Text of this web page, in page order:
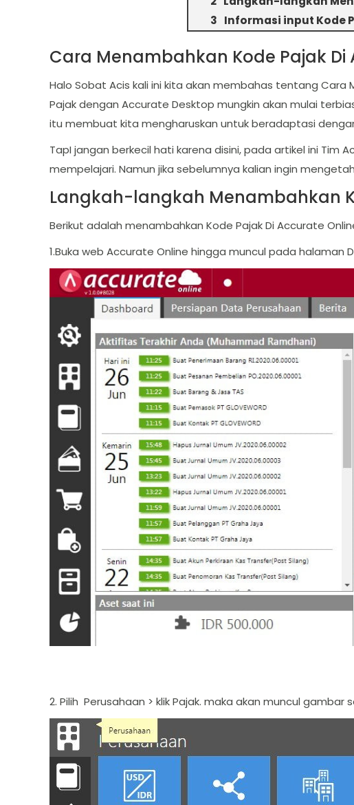
Informasi input Kode
Cara Menambahkan Kode Pajak Di
Halo Sobat Acis kali ini kita akan membahas tentang Cara
Pajak dengan Accurate Desktop mungkin akan mulai
itu membuat kita mengharuskan untuk beradaptasi
TapI jangan berkecil hati karena disini, pada artikel ini Tim
mempelajari. Namun jika sebelumnya kalian ingin
Langkah-langkah Menambahkan
Berikut adalah menambahkan Kode Pajak Di Accurate
1.Buka web Accurate Online hingga muncul pada halaman
2. Pilih Perusahaan > klik Pajak. maka akan muncul gambar